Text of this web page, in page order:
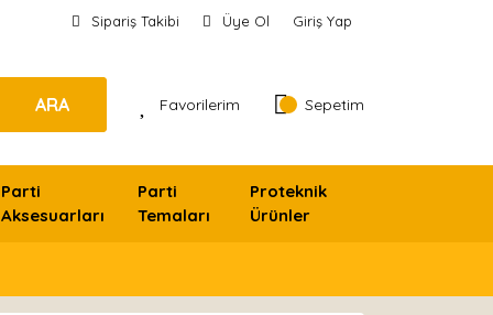
Sipariş Takibi Üye Ol Giriş Yap
ARA Favorilerim Sepetim
Parti
Aksesuarları
Parti
Temaları
Proteknik
Ürünler